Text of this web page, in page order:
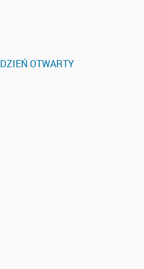
DZIEŃ OTWARTY